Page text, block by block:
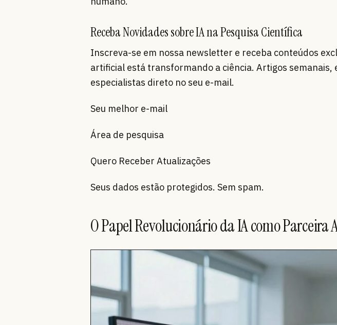
Receba Novidades sobre IA na Pesquisa Científica
Inscreva-se em nossa newsletter e receba conteúdos
artificial está transformando a ciência. Artigos semanais,
especialistas direto no seu e-mail.
Seu melhor e-mail
Área de pesquisa
Quero Receber Atualizações
Seus dados estão protegidos. Sem spam.
O Papel Revolucionário da IA como Parceira